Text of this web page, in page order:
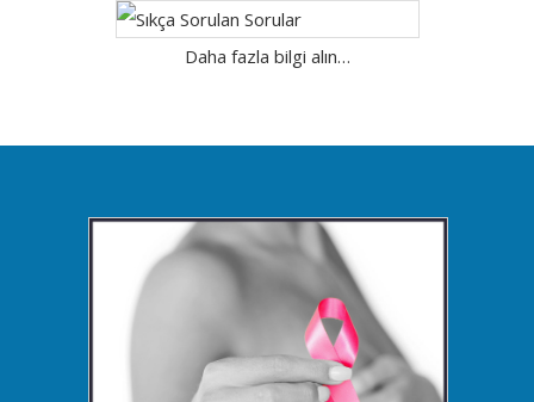
Daha fazla bilgi alın…